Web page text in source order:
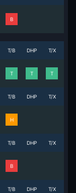
B
T/B DHP T/X
T T T
T/B DHP T/X
H
T/B DHP T/X
B
T/B DHP T/X